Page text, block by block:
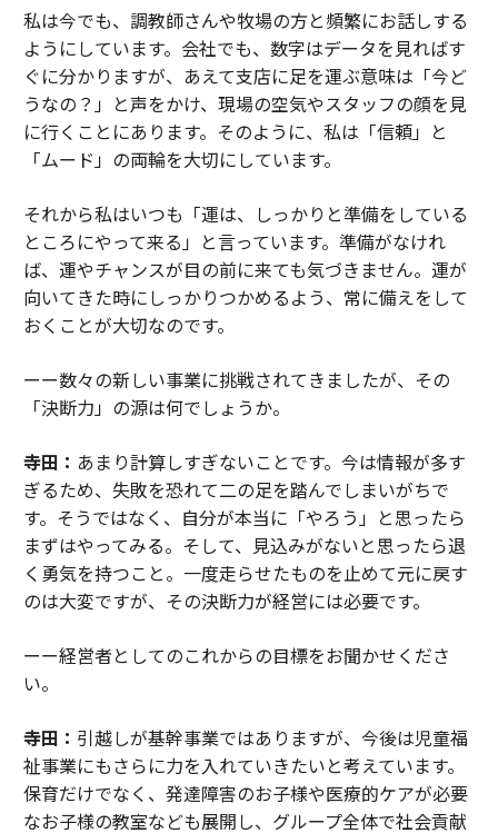
私は今でも、調教師さんや牧場の方と頻繁にお話しする
ようにしています。会社でも、数字はデータを見ればす
ぐに分かりますが、あえて支店に足を運ぶ意味は「今ど
うなの？」と声をかけ、現場の空気やスタッフの顔を見
に行くことにあります。そのように、私は「信頼」と
「ムード」の両輪を大切にしています。
それから私はいつも「運は、しっかりと準備をしている
ところにやって来る」と言っています。準備がなけれ
ば、運やチャンスが目の前に来ても気づきません。運が
向いてきた時にしっかりつかめるよう、常に備えをして
おくことが大切なのです。
ーー数々の新しい事業に挑戦されてきましたが、その
「決断力」の源は何でしょうか。
寺田： あまり計算しすぎないことです。今は情報が多す
ぎるため、失敗を恐れて二の足を踏んでしまいがちで
す。そうではなく、自分が本当に「やろう」と思ったら
まずはやってみる。そして、見込みがないと思ったら退
く勇気を持つこと。一度走らせたものを止めて元に戻す
のは大変ですが、その決断力が経営には必要です。
ーー経営者としてのこれからの目標をお聞かせくださ
い。
寺田： 引越しが基幹事業ではありますが、今後は児童福
祉事業にもさらに力を入れていきたいと考えています。
保育だけでなく、発達障害のお子様や医療的ケアが必要
なお子様の教室なども展開し、グループ全体で社会貢献